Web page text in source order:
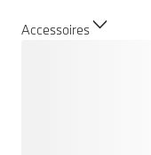
Accessoires